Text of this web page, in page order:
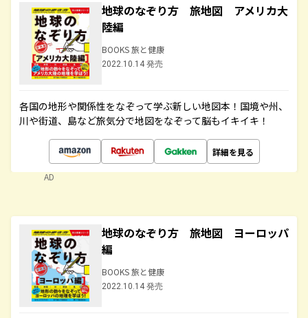
地球のなぞり方 旅地図 アメリカ大
陸編
BOOKS 旅と健康
2022.10.14 発売
各国の地形や関係性をなぞって学ぶ新しい地図本！国境や州、
川や街道、島など旅気分で地図をなぞって脳もイキイキ！
詳細を見る
AD
地球のなぞり方 旅地図 ヨーロッパ
編
BOOKS 旅と健康
2022.10.14 発売